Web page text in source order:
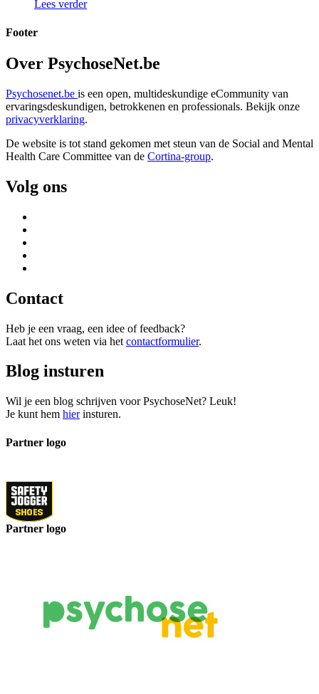
Lees verder
Footer
Over PsychoseNet.be
Psychosenet.be is een open, multideskundige eCommunity van
ervaringsdeskundigen, betrokkenen en professionals. Bekijk onze
privacyverklaring.
De website is tot stand gekomen met steun van de Social and Mental
Health Care Committee van de Cortina-group.
Volg ons
Contact
Heb je een vraag, een idee of feedback?
Laat het ons weten via het contactformulier.
Blog insturen
Wil je een blog schrijven voor PsychoseNet? Leuk!
Je kunt hem hierinsturen.
Partner logo
Partner logo